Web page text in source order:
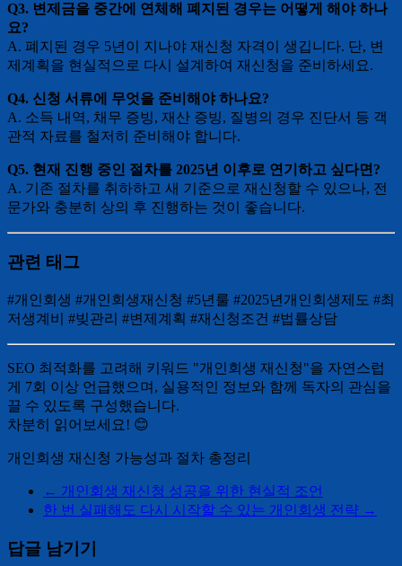
Q3. 변제금을 중간에 연체해 폐지된 경우는 어떻게 해야 하나
요?
A. 폐지된 경우 5년이 지나야 재신청 자격이 생깁니다. 단, 변
제계획을 현실적으로 다시 설계하여 재신청을 준비하세요.
Q4. 신청 서류에 무엇을 준비해야 하나요?
A. 소득 내역, 채무 증빙, 재산 증빙, 질병의 경우 진단서 등 객
관적 자료를 철저히 준비해야 합니다.
Q5. 현재 진행 중인 절차를 2025년 이후로 연기하고 싶다면?
A. 기존 절차를 취하하고 새 기준으로 재신청할 수 있으나, 전
문가와 충분히 상의 후 진행하는 것이 좋습니다.
관련 태그
#개인회생 #개인회생재신청 #5년룰 #2025년개인회생제도 #최
저생계비 #빚관리 #변제계획 #재신청조건 #법률상담
SEO 최적화를 고려해 키워드 "개인회생 재신청"을 자연스럽
게 7회 이상 언급했으며, 실용적인 정보와 함께 독자의 관심을
끌 수 있도록 구성했습니다.
차분히 읽어보세요! 😊
개인회생 재신청 가능성과 절차 총정리
← 개인회생 재신청 성공을 위한 현실적 조언
한 번 실패해도 다시 시작할 수 있는 개인회생 전략 →
답글 남기기